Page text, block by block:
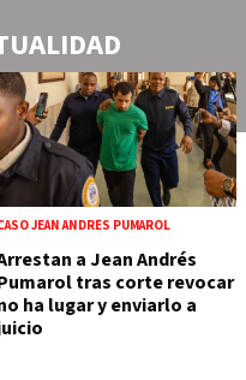
JEAN ANDRÉS PUMAROL
a Jean Andrés
tras corte revocar
ha lugar y enviarlo a